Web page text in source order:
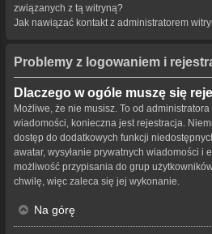
związanych z tą witryną?
Jak nawiązać kontakt z administratorem
Problemy z logowaniem i
Dlaczego w ogóle muszę się
Możliwe, że nie musisz. To od
wiadomości, konieczna jest rejestracja.
dostęp do dodatkowych funkcji
awatar, wysyłanie prywatnych wiadomości i
możliwość przypisania do grup
chwilę, więc zaleca się jej wykonanie.
Na górę